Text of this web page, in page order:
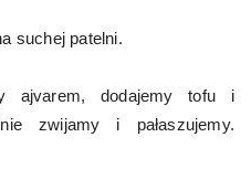
suchej patelni.
ajvarem, dodajemy tofu i
zwijamy i pałaszujemy.